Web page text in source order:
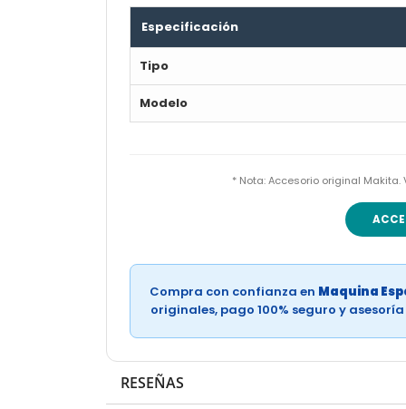
Especificación
Tipo
Modelo
* Nota: Accesorio original
Compra con confianza en Maquina
originales, pago 100% seguro y
RESEÑAS